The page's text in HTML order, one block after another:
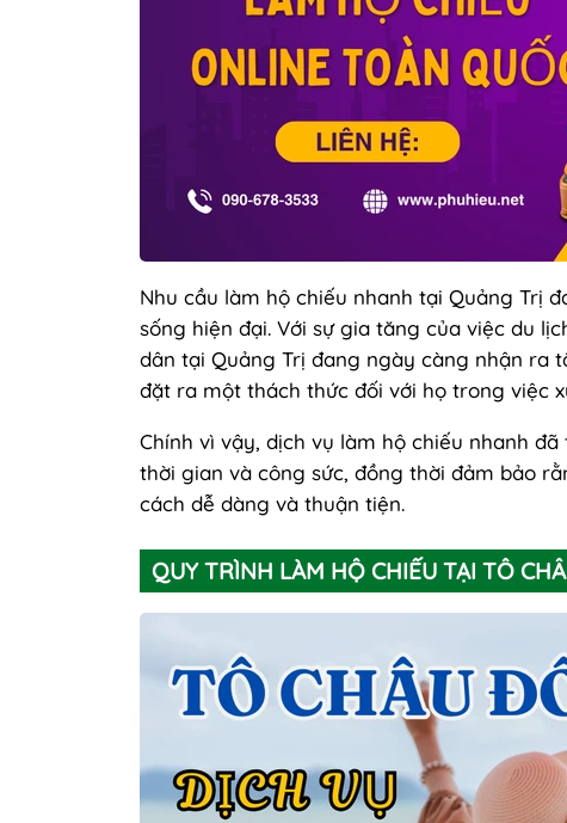
Nhu cầu làm hộ chiếu nhanh tại Quảng Trị
sống hiện đại. Với sự gia tăng của việc du
dân tại Quảng Trị đang ngày càng nhận ra
đặt ra một thách thức đối với họ trong việc
Chính vì vậy, dịch vụ làm hộ chiếu nhanh
thời gian và công sức, đồng thời đảm bảo
cách dễ dàng và thuận tiện.
QUY TRÌNH LÀM HỘ CHIẾU TẠI TÔ